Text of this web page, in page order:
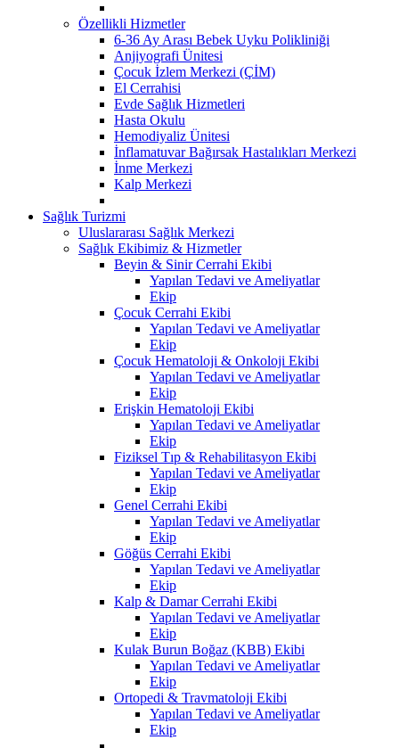
Özellikli Hizmetler
6-36 Ay Arası Bebek Uyku Polikliniği
Anjiyografi Ünitesi
Çocuk İzlem Merkezi (ÇİM)
El Cerrahisi
Evde Sağlık Hizmetleri
Hasta Okulu
Hemodiyaliz Ünitesi
İnflamatuvar Bağırsak Hastalıkları Merkezi
İnme Merkezi
Kalp Merkezi
Sağlık Turizmi
Uluslararası Sağlık Merkezi
Sağlık Ekibimiz & Hizmetler
Beyin & Sinir Cerrahi Ekibi
Yapılan Tedavi ve Ameliyatlar
Ekip
Çocuk Cerrahi Ekibi
Yapılan Tedavi ve Ameliyatlar
Ekip
Çocuk Hematoloji & Onkoloji Ekibi
Yapılan Tedavi ve Ameliyatlar
Ekip
Erişkin Hematoloji Ekibi
Yapılan Tedavi ve Ameliyatlar
Ekip
Fiziksel Tıp & Rehabilitasyon Ekibi
Yapılan Tedavi ve Ameliyatlar
Ekip
Genel Cerrahi Ekibi
Yapılan Tedavi ve Ameliyatlar
Ekip
Göğüs Cerrahi Ekibi
Yapılan Tedavi ve Ameliyatlar
Ekip
Kalp & Damar Cerrahi Ekibi
Yapılan Tedavi ve Ameliyatlar
Ekip
Kulak Burun Boğaz (KBB) Ekibi
Yapılan Tedavi ve Ameliyatlar
Ekip
Ortopedi & Travmatoloji Ekibi
Yapılan Tedavi ve Ameliyatlar
Ekip